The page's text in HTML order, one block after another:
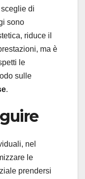
di
sono
riduce il
ma è
le
sulle
.
nel
le
prendersi